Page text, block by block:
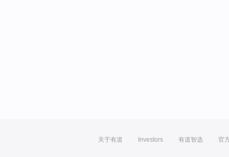
关于有道 Investors 有道智选 官